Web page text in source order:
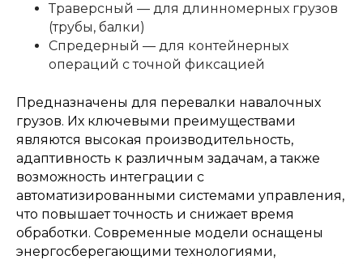
Траверсный — для длинномерных грузов
(трубы, балки)
Спредерный — для контейнерных
операций с точной фиксацией
Предназначены для перевалки навалочных
грузов. Их ключевыми преимуществами
являются высокая производительность,
адаптивность к различным задачам, а также
возможность интеграции с
автоматизированными системами управления,
что повышает точность и снижает время
обработки. Современные модели оснащены
энергосберегающими технологиями,